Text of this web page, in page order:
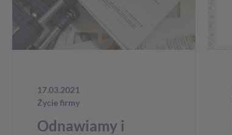
17.03.2021
Życie firmy
Odnawiamy i